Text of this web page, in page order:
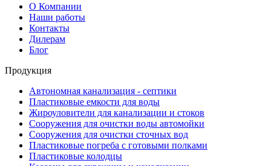
О Компании
Наши работы
Контакты
Дилерам
Блог
Продукция
Автономная канализация - септики
Пластиковые емкости для воды
Жироуловители для канализации и стоков
Сооружения для очистки воды автомойки
Сооружения для очистки сточных вод
Пластиковые погреба с готовыми полками
Пластиковые колодцы